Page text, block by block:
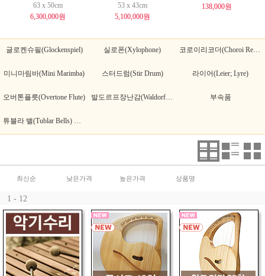
63 x 50cm
6,300,000원
53 x 43cm
5,100,000원
138,000원
글로켄슈필(Glockenspiel) 실로폰(Xylophone)
미니마림바(Mini Marimba) 스터드럼(Stir Drum) 라이어(Leier; Lyre)
오버톤플릇(Overtone Flute) 부속품
최신순 낮은가격 높은가격 상품명
1 - 12